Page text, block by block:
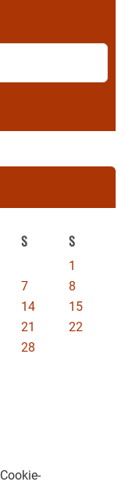
S S
1
7
8
14
15
21
22
28
Cookie-